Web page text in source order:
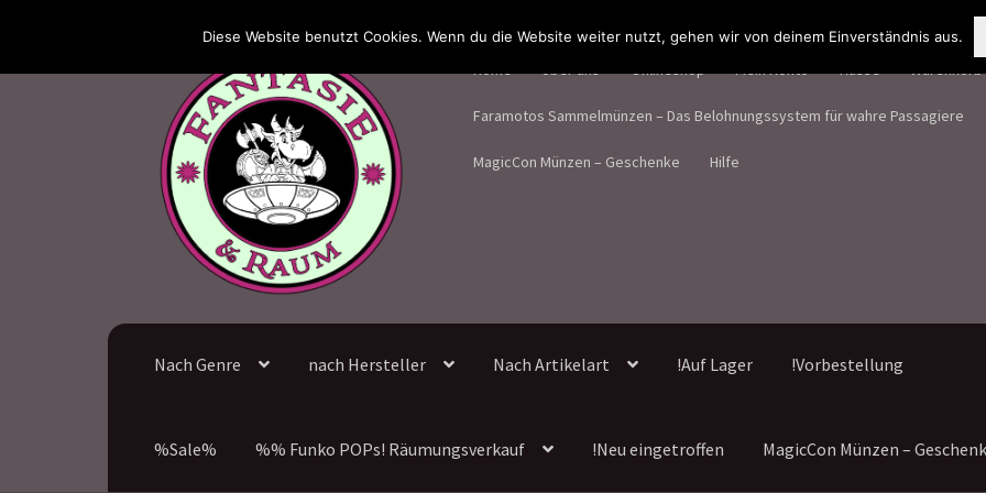
Navigation
springen
Inhalt
springen
Home Über uns Onlineshop Mein Konto Kasse Warenkorb
Faramotos Sammelmünzen – Das Belohnungssystem für wahre Passagiere
MagicCon Münzen – Geschenke Hilfe
Nach Genre nach Hersteller Nach Artikelart !Auf Lager !Vorbestellung
%Sale% %% Funko POPs! Räumungsverkauf !Neu eingetroffen MagicCon Münzen –
Diese Website benutzt Cookies. Wenn du die Website weiter nutzt, gehen wir von deinem Einverständnis aus.